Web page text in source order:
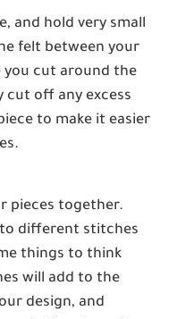
and hold very small
felt between your
cut around the
cut off any excess
to make it easier
pieces together.
different stitches
things to think
will add to the
design, and